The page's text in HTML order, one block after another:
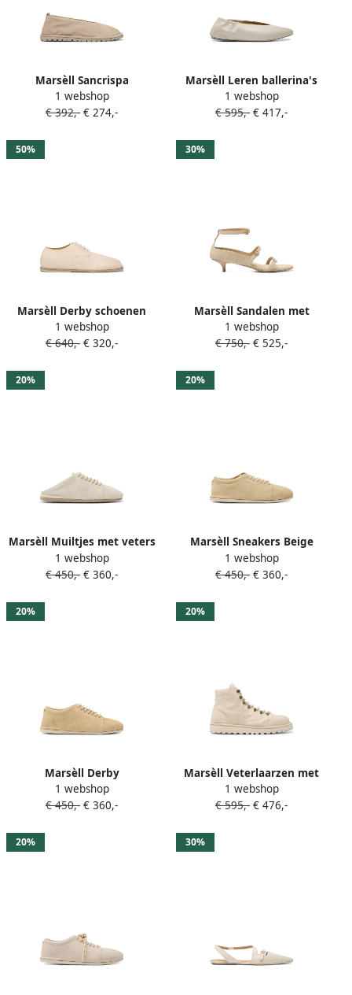
Marsèll Sancrispa
ballerina's Beige
1 webshop
€ 392,- € 274,-
Marsèll Leren ballerina's
Beige
1 webshop
€ 595,- € 417,-
50%
Marsèll Derby schoenen
met vierkante neus Beige
1 webshop
€ 640,- € 320,-
30%
Marsèll Sandalen met
gespbandje Beige
1 webshop
€ 750,- € 525,-
20%
Marsèll Muiltjes met veters
Beige
1 webshop
€ 450,- € 360,-
20%
Marsèll Sneakers Beige
1 webshop
€ 450,- € 360,-
20%
Marsèll Derby
veterschoenen Beige
1 webshop
€ 450,- € 360,-
20%
Marsèll Veterlaarzen met
ringlets Beige
1 webshop
€ 595,- € 476,-
20% 30%